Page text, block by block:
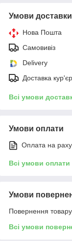
Умови доставки
Нова Пошта
Самовивіз
Delivery
Доставка
Всі умови
Умови оплати
Оплата на
Всі умови оплати
Умови
Повернення
Всі умови